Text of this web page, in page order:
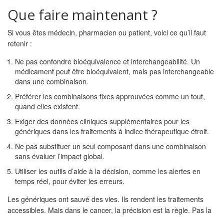
Que faire maintenant ?
Si vous êtes médecin, pharmacien ou patient, voici ce qu’il faut
retenir :
Ne pas confondre bioéquivalence et interchangeabilité. Un
médicament peut être bioéquivalent, mais pas interchangeable
dans une combinaison.
Préférer les combinaisons fixes approuvées comme un tout,
quand elles existent.
Exiger des données cliniques supplémentaires pour les
génériques dans les traitements à indice thérapeutique étroit.
Ne pas substituer un seul composant dans une combinaison
sans évaluer l’impact global.
Utiliser les outils d’aide à la décision, comme les alertes en
temps réel, pour éviter les erreurs.
Les génériques ont sauvé des vies. Ils rendent les traitements
accessibles. Mais dans le cancer, la précision est la règle. Pas la